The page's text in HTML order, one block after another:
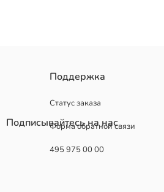
Пол:
Вид носка обуви:
Поддержка
Статус заказа
Форма обратной связи
495 975 00 00
Подписывайтесь на нас